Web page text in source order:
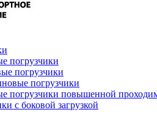
погрузчики
погрузчики
погрузчики
погрузчики повышенной
с боковой загрузкой